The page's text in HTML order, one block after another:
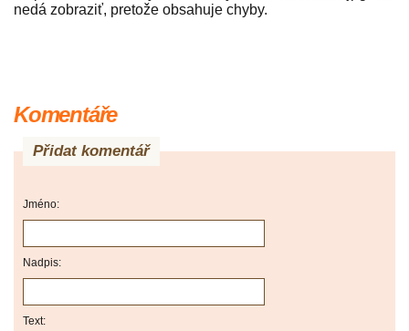
Komentáře
Přidat komentář
Jméno:
Nadpis:
Text: